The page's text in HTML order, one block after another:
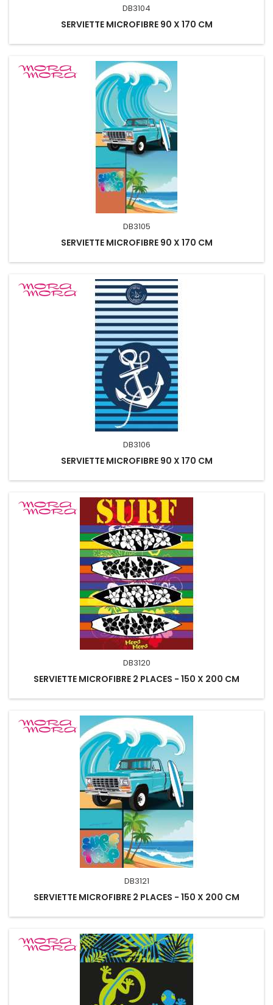
DB3104
SERVIETTE MICROFIBRE 90 X 170 CM
DB3105
SERVIETTE MICROFIBRE 90 X 170 CM
DB3106
SERVIETTE MICROFIBRE 90 X 170 CM
DB3120
SERVIETTE MICROFIBRE 2 PLACES - 150 X 200 CM
DB3121
SERVIETTE MICROFIBRE 2 PLACES - 150 X 200 CM